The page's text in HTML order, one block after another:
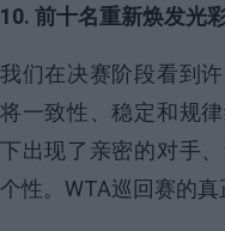
10. 前十名重新焕发光
我们在决赛阶段看到
将一致性、稳定和规
下出现了亲密的对手
个性。WTA巡回赛的真